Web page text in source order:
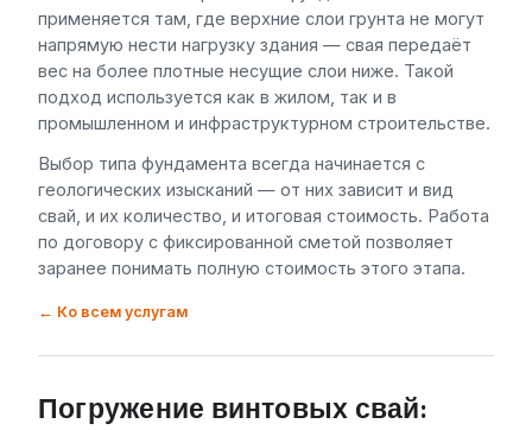
применяется там, где верхние слои грунта не могут
напрямую нести нагрузку здания — свая передаёт
вес на более плотные несущие слои ниже. Такой
подход используется как в жилом, так и в
промышленном и инфраструктурном строительстве.
Выбор типа фундамента всегда начинается с
геологических изысканий — от них зависит и вид
свай, и их количество, и итоговая стоимость. Работа
по договору с фиксированной сметой позволяет
заранее понимать полную стоимость этого этапа.
← Ко всем услугам
Погружение винтовых свай: